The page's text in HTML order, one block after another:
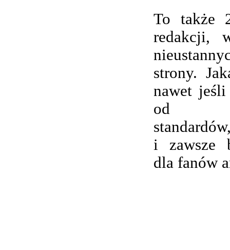
To także
redakcji,
strony.
nawet
od
i zawsze
dla fanów